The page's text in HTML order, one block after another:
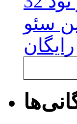
سئو
رایگان